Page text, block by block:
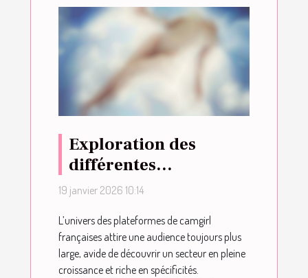
Exploration des
différentes
plateformes de
avantages et
inconvénients
19 janvier 2026 10:14
L’univers des plateformes de camgirl
françaises attire une audience toujours plus
large, avide de découvrir un secteur en pleine
croissance et riche en spécificités.